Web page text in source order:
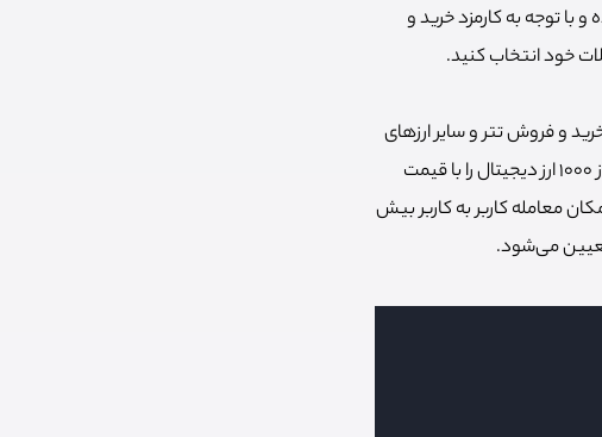
با توجه به کارمزد خرید و
خود انتخاب کنید.
و فروش تتر و سایر ارزهای
دیجیتال پشتیبانی می‌کند. با استفاده از پلتفرم معامله سریع رابکس شما می‌توانید بیش از 1000 ارز دیجیتال را با قیمت
معامله کاربر به کاربر بیش